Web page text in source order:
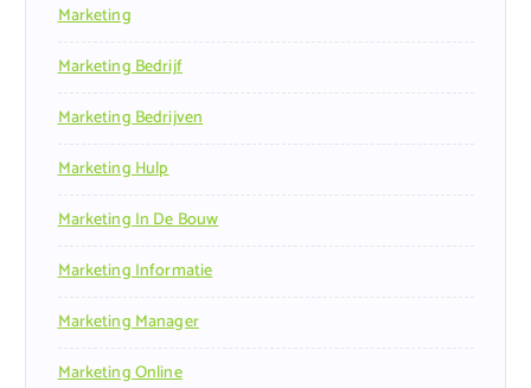
Marketing
Marketing Bedrijf
Marketing Bedrijven
Marketing Hulp
Marketing In De Bouw
Marketing Informatie
Marketing Manager
Marketing Online